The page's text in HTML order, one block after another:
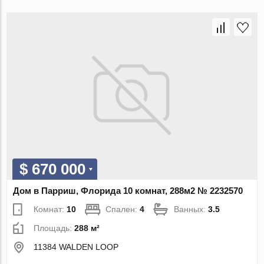
$ 670 000
Дом в Парриш, Флорида 10 комнат, 288м2 № 2232570
Комнат: 10 Спален:4 Ванных:3.5
Площадь:288 м²
11384 WALDEN LOOP